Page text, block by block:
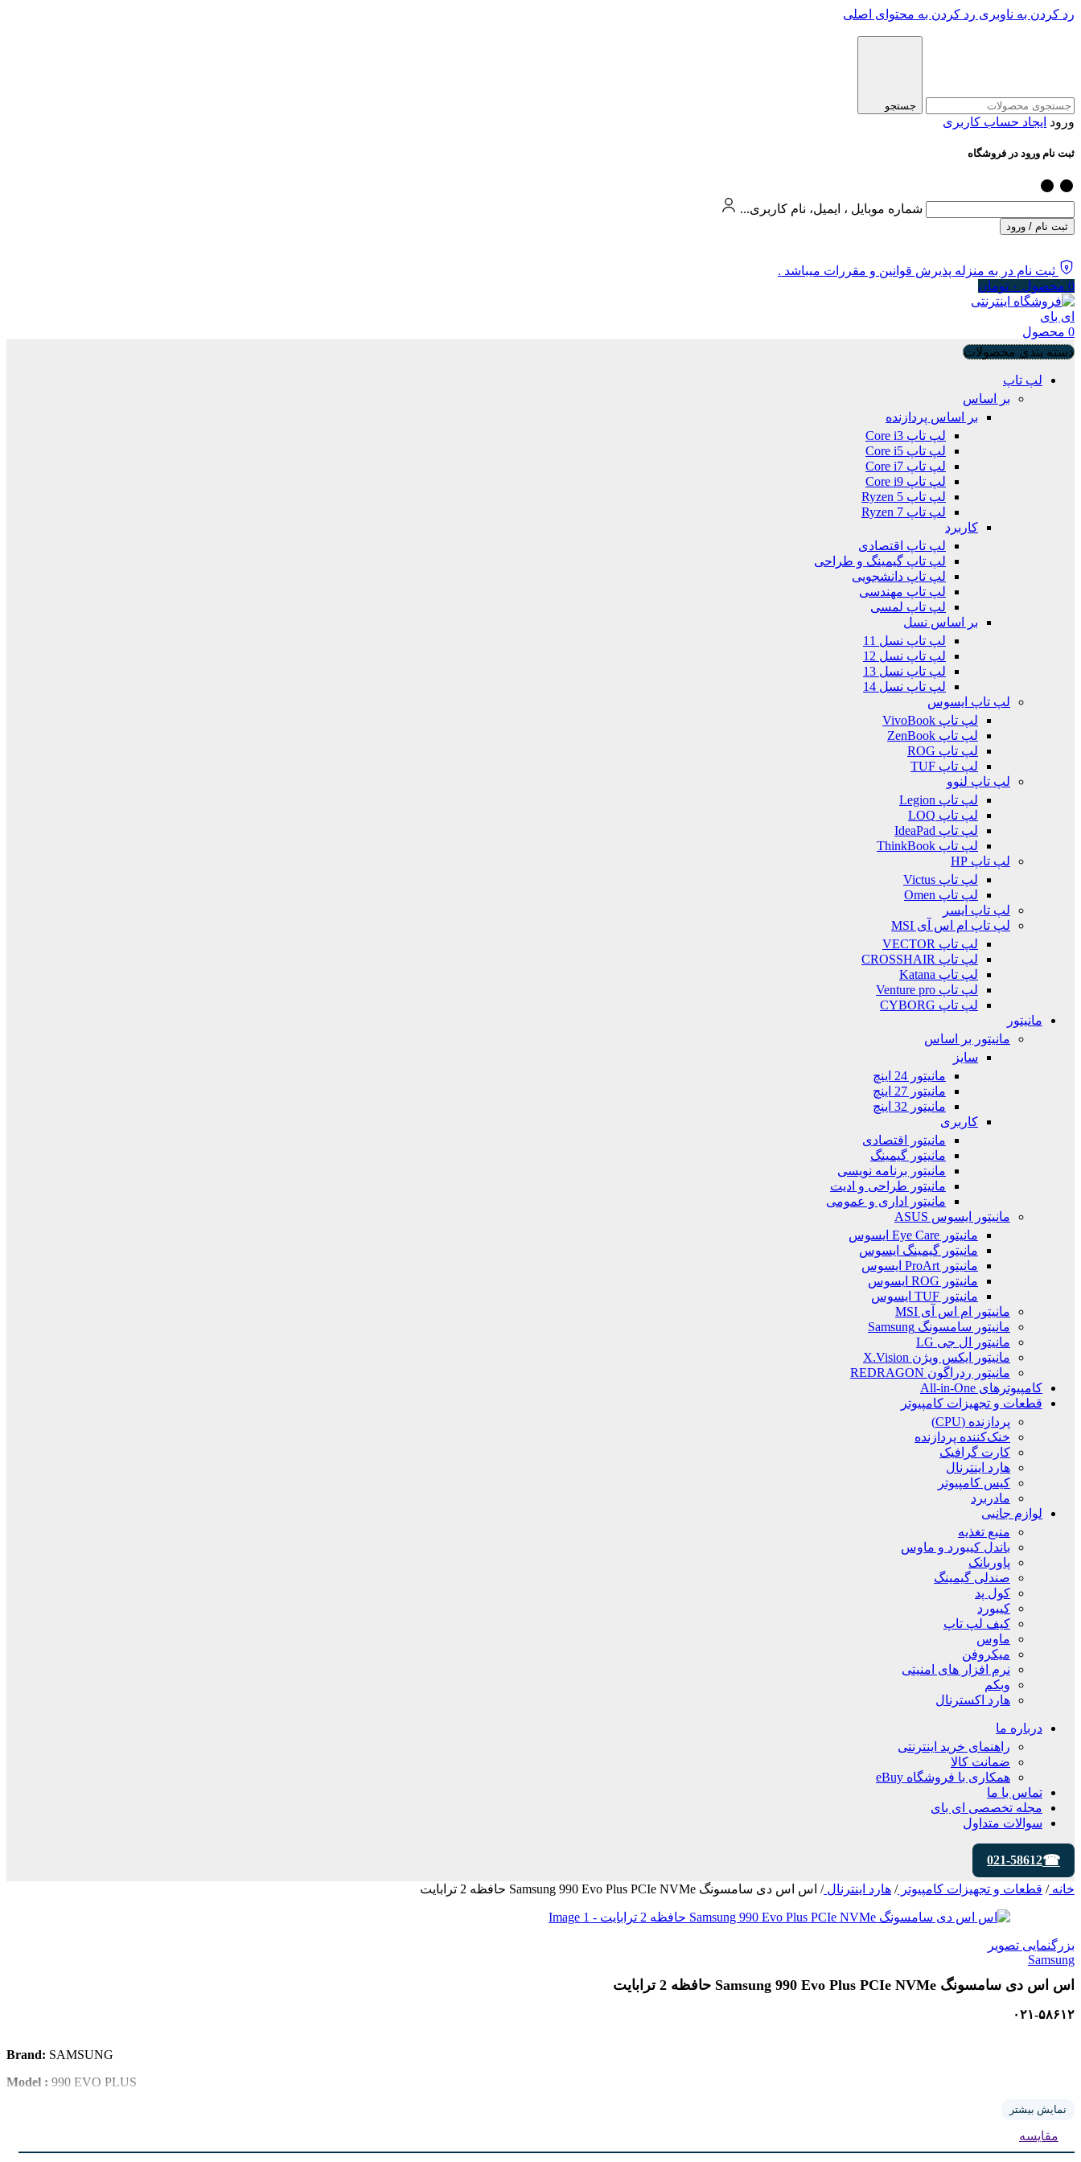
رد کردن به ناوبری رد کردن به محتوای اصلی
جستجو
ورود ایجاد حساب کاربری
ثبت نام ورود در فروشگاه
شماره موبایل ، ایمیل، نام کاربری...
ثبت نام / ورود
ثبت نام در به منزله پذیرش قوانین و مقررات میباشد .
0 محصول ۰ تومان
0 محصول
دسته بندی محصولات
لپ تاپ
بر اساس
بر اساس پردازنده
لپ تاپ Core i3
لپ تاپ Core i5
لپ تاپ Core i7
لپ تاپ Core i9
لپ تاپ Ryzen 5
لپ تاپ Ryzen 7
کاربرد
لپ تاپ اقتصادی
لپ تاپ گیمینگ و طراحی
لپ تاپ دانشجویی
لپ تاپ مهندسی
لپ تاپ لمسی
بر اساس نسل
لپ تاپ نسل 11
لپ تاپ نسل 12
لپ تاپ نسل 13
لپ تاپ نسل 14
لپ تاپ ایسوس
لپ تاپ VivoBook
لپ تاپ ZenBook
لپ تاپ ROG
لپ تاپ TUF
لپ تاپ لنوو
لپ تاپ Legion
لپ تاپ LOQ
لپ تاپ IdeaPad
لپ تاپ ThinkBook
لپ تاپ HP
لپ تاپ Victus
لپ تاپ Omen
لپ تاپ ایسر
لپ تاپ ام اس آی MSI
لپ تاپ VECTOR
لپ تاپ CROSSHAIR
لپ تاپ Katana
لپ تاپ Venture pro
لپ تاپ CYBORG
مانیتور
مانیتور بر اساس
سایز
مانیتور 24 اینچ
مانیتور 27 اینچ
مانیتور 32 اینچ
کاربری
مانیتور اقتصادی
مانیتور گیمینگ
مانیتور برنامه نویسی
مانیتور طراحی و ادیت
مانیتور اداری و عمومی
مانیتور ایسوس ASUS
مانیتور Eye Care ایسوس
مانیتور گیمینگ ایسوس
مانیتور ProArt ایسوس
مانیتور ROG ایسوس
مانیتور TUF ایسوس
مانیتور ام اس آی MSI
مانیتور سامسونگ Samsung
مانیتور ال جی LG
مانیتور ایکس ویژن X.Vision
مانیتور ردراگون REDRAGON
کامپیوترهای All-in-One
قطعات و تجهیزات کامپیوتر
پردازنده (CPU)
خنک‌کننده پردازنده
کارت گرافیک
هارد اینترنال
کیس کامپیوتر
مادربرد
لوازم جانبی
منبع تغذیه
باندل کیبورد و ماوس
پاوربانک
صندلی گیمینگ
کول پد
کیبورد
کیف لپ تاپ
ماوس
میکروفن
نرم افزار های امنیتی
وبکم
هارد اکسترنال
درباره ما
راهنمای خرید اینترنتی
ضمانت کالا
همکاری با فروشگاه eBuy
تماس با ما
مجله تخصصی ای‌ بای
سوالات متداول
021-58612
خانه/ قطعات و تجهیزات کامپیوتر/ هارد اینترنال/ اس اس دی سامسونگ Samsung 990 Evo Plus PCIe NVMe حافظه 2 ترابایت
بزرگنمایی تصویر
Samsung
اس اس دی سامسونگ Samsung 990 Evo Plus PCIe NVMe حافظه 2 ترابایت
۰۲۱-۵۸۶۱۲
Brand: SAMSUNG
Model : 990 EVO PLUS
نمایش بیشتر
مقایسه